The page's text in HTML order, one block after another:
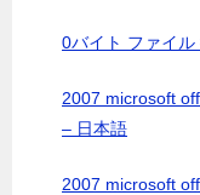
0バイト ファイ
2007 microsoft
– 日本語
2007 microsoft